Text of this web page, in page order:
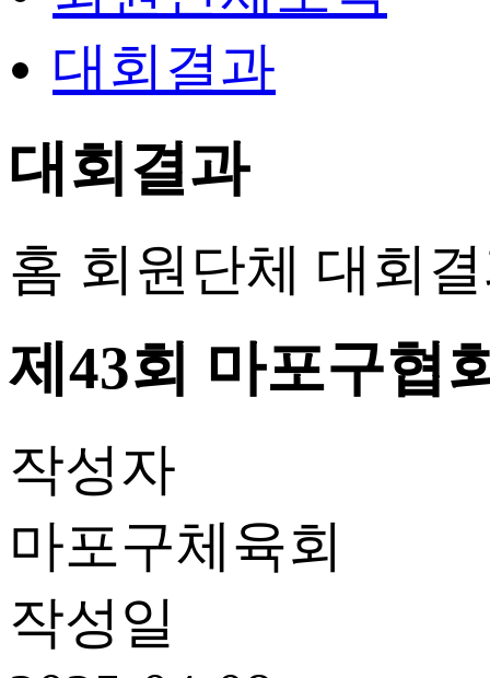
대회결과
대회결과
홈 회원단체 대회
제43회 마포구협
작성자
마포구체육회
작성일